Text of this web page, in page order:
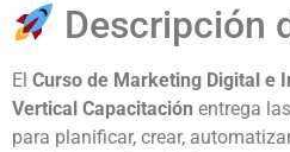
Descripción
El Curso de Marketing Digital e
Vertical Capacitación entrega
para planificar, crear,